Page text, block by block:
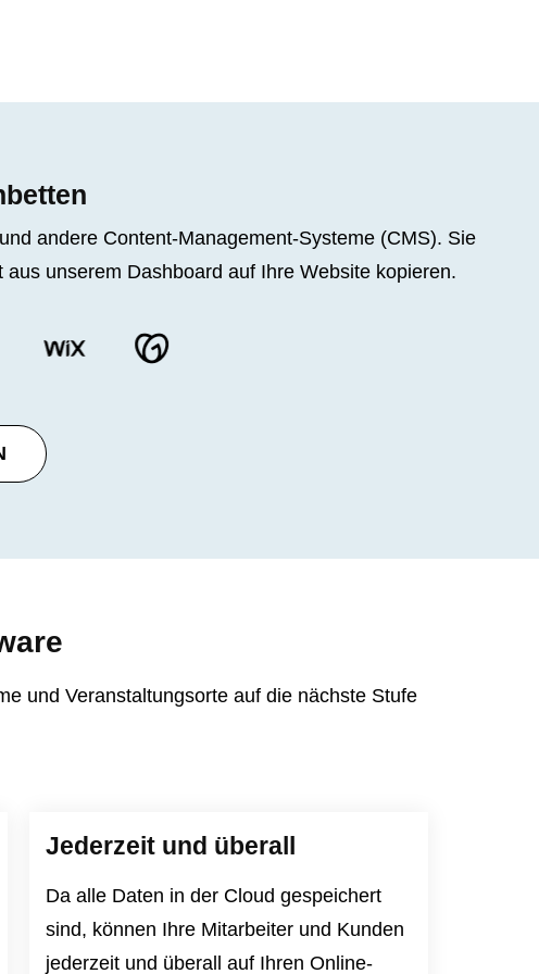
andere Content-Management-Systeme (CMS). Sie
unserem Dashboard auf Ihre Website kopieren.
und Veranstaltungsorte auf die nächste Stufe
Jederzeit und überall
Da alle Daten in der Cloud gespeichert
sind, können Ihre Mitarbeiter und Kunden
jederzeit und überall auf Ihren Online-